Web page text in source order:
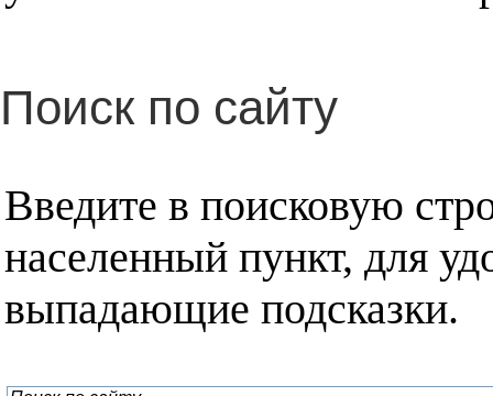
Поиск по сайту
Введите в поисковую
населенный пункт, для
выпадающие подсказки.